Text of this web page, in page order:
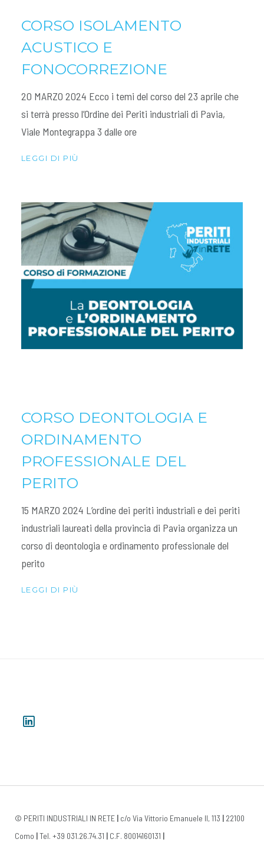
CORSO ISOLAMENTO
ACUSTICO E
FONOCORREZIONE
20 MARZO 2024 Ecco i temi del corso del 23 aprile che
si terrà presso l’Ordine dei Periti industriali di Pavia,
Viale Montegrappa 3 dalle ore
LEGGI DI PIÙ
CORSO DEONTOLOGIA E
ORDINAMENTO
PROFESSIONALE DEL
PERITO
15 MARZO 2024 L’ordine dei periti industriali e dei periti
industriali laureati della provincia di Pavia organizza un
corso di deontologia e ordinamento professionale del
perito
LEGGI DI PIÙ
© PERITI INDUSTRIALI IN RETE | c/o Via Vittorio Emanuele II, 113 | 22100
Como |Tel. +39 031.26.74.31 | C.F. 80014160131 |